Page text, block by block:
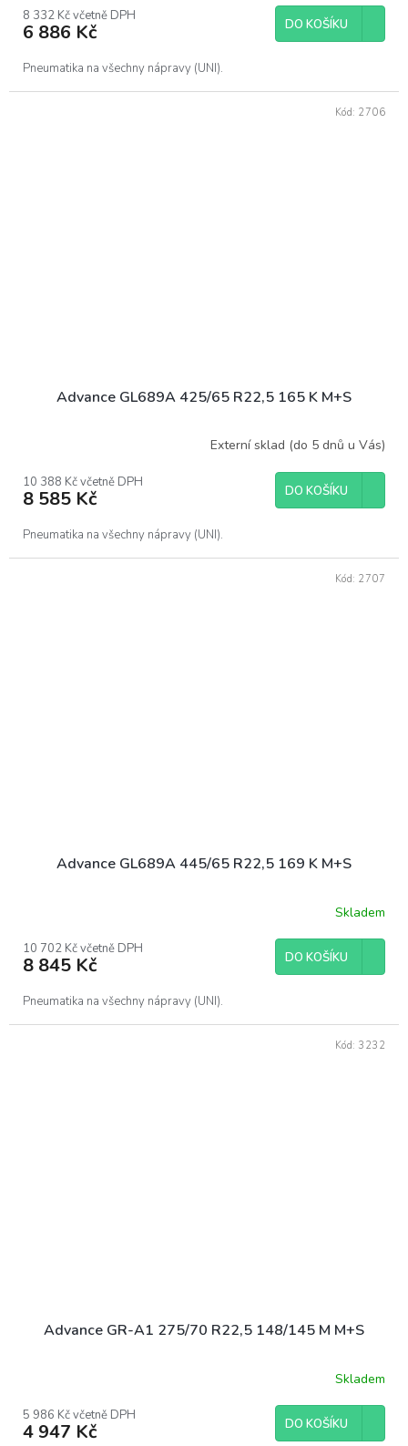
8 332 Kč včetně DPH
6 886 Kč DO KOŠÍKU
Pneumatika na všechny nápravy (UNI).
Advance GL689A 425/65 R22,5 165 K M+S
Externí sklad (do 5 dnů u Vás)
10 388 Kč včetně DPH
8 585 Kč DO KOŠÍKU
Pneumatika na všechny nápravy (UNI).
Kód: 2706
Advance GL689A 445/65 R22,5 169 K M+S
Skladem
10 702 Kč včetně DPH
8 845 Kč DO KOŠÍKU
Pneumatika na všechny nápravy (UNI).
Kód: 2707
Advance GR-A1 275/70 R22,5 148/145 M M+S
Skladem
5 986 Kč včetně DPH
4 947 Kč DO KOŠÍKU
Kód: 3232